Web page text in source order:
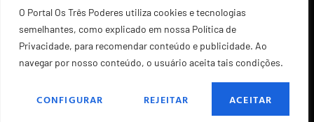
O Portal Os Três Poderes utiliza cookies e tecnologias
semelhantes, como explicado em nossa Política de
Privacidade, para recomendar conteúdo e publicidade. Ao
navegar por nosso conteúdo, o usuário aceita tais condições.
CONFIGURAR REJEITAR ACEITAR
©2026 Todos os Direitos Reservados.